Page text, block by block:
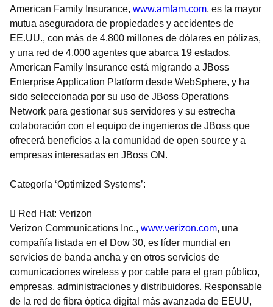
American Family Insurance, www.amfam.com, es la mayor
mutua aseguradora de propiedades y accidentes de
EE.UU., con más de 4.800 millones de dólares en pólizas,
y una red de 4.000 agentes que abarca 19 estados.
American Family Insurance está migrando a JBoss
Enterprise Application Platform desde WebSphere, y ha
sido seleccionada por su uso de JBoss Operations
Network para gestionar sus servidores y su estrecha
colaboración con el equipo de ingenieros de JBoss que
ofrecerá beneficios a la comunidad de open source y a
empresas interesadas en JBoss ON.
Categoría ‘Optimized Systems’:
 Red Hat: Verizon
Verizon Communications Inc., www.verizon.com, una
compañía listada en el Dow 30, es líder mundial en
servicios de banda ancha y en otros servicios de
comunicaciones wireless y por cable para el gran público,
empresas, administraciones y distribuidores. Responsable
de la red de fibra óptica digital más avanzada de EEUU,